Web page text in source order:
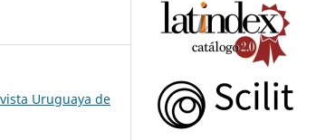
Uruguaya de